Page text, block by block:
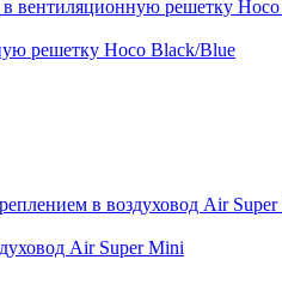
решетку Hoco Black/Blue
Air Super Mini